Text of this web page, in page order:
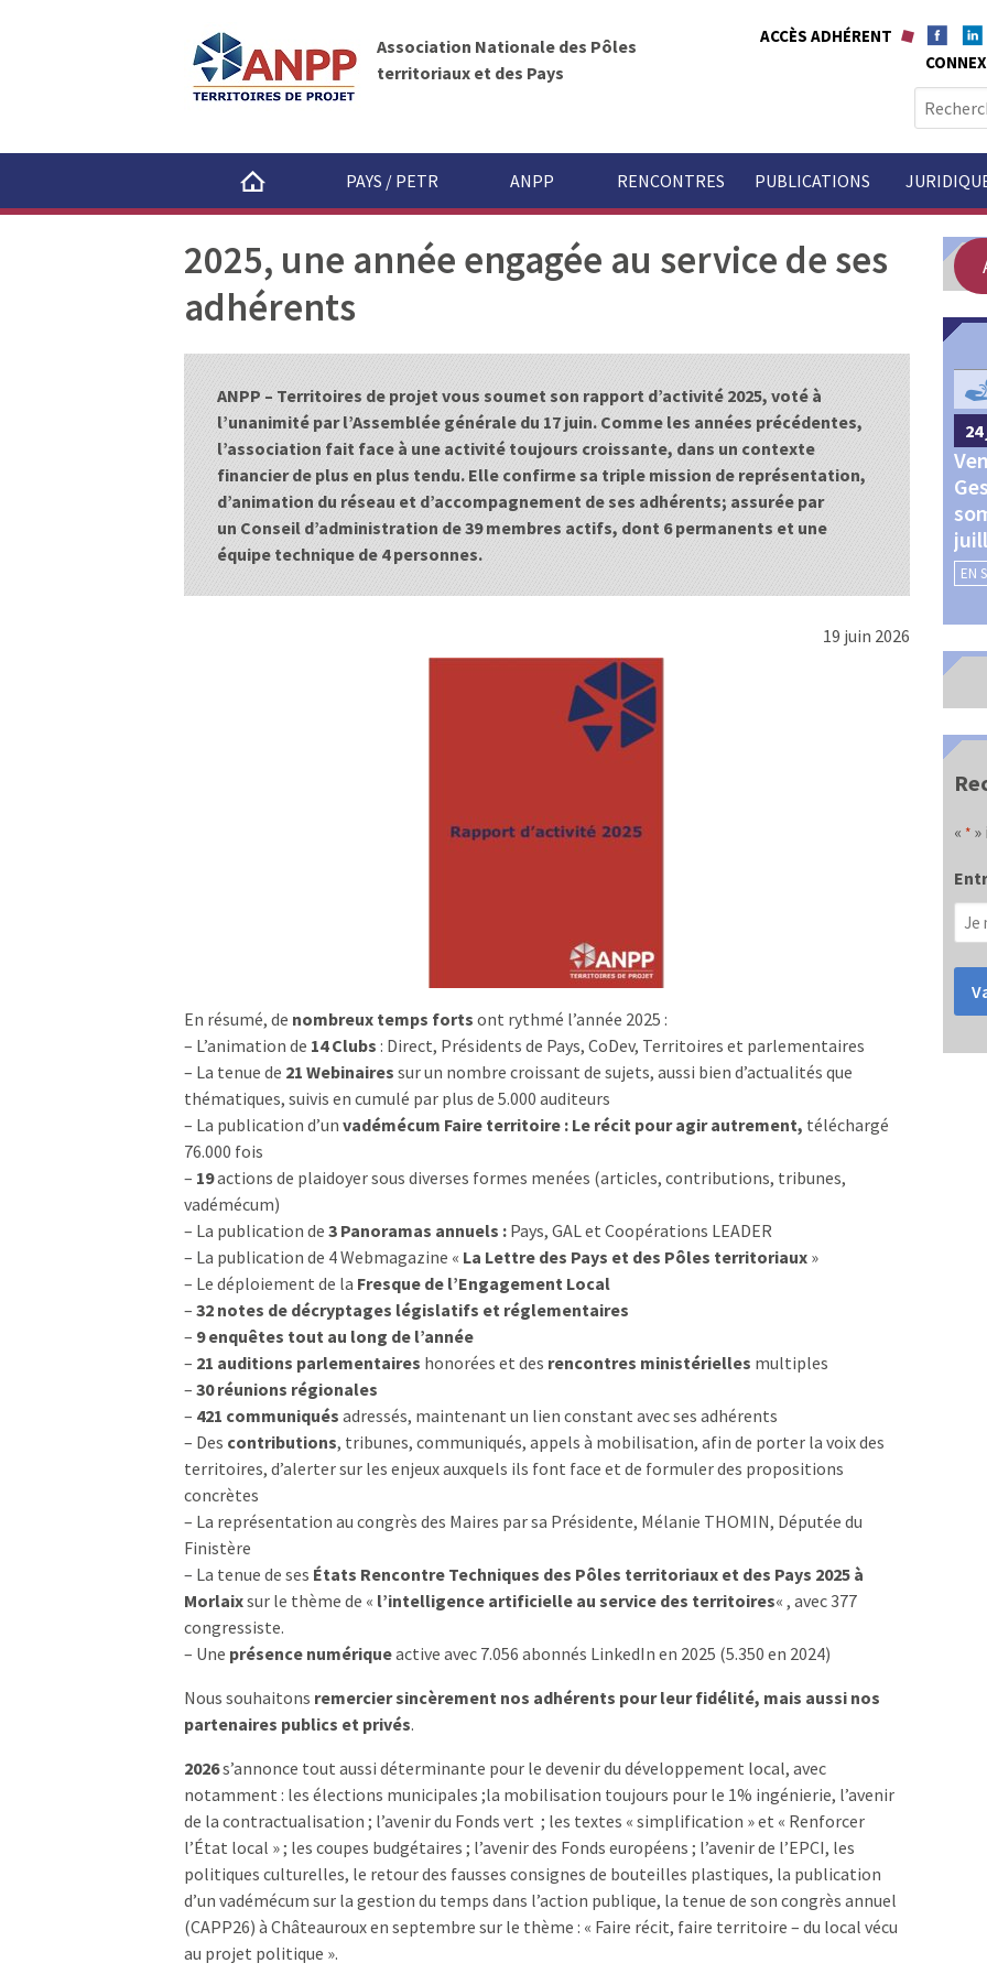
A
N
P
P
Association Nationale des Pôles
territoriaux et des Pays
ACCÈS ADHÉRENT
e
c
h
e
PAYS / PETR ANPP RENCONTRES PUBLICATIONS
2025, une année engagée au service de ses
adhérents
ANPP – Territoires de projet vous soumet son rapport d’activité 2025, voté à
l’unanimité par l’Assemblée générale du 17 juin. Comme les années précédentes,
l’association fait face à une activité toujours croissante, dans un contexte
financier de plus en plus tendu. Elle confirme sa triple mission de représentation,
d’animation du réseau et d’accompagnement de ses adhérents; assurée par
un Conseil d’administration de 39 membres actifs, dont 6 permanents et une
équipe technique de 4 personnes.
19 juin 2026
En résumé, de nombreux temps forts ont rythmé l’année 2025 :
– L’animation de 14 Clubs : Direct, Présidents de Pays, CoDev, Territoires et parlementaires
– La tenue de 21 Webinaires sur un nombre croissant de sujets, aussi bien d’actualités que
thématiques, suivis en cumulé par plus de 5.000 auditeurs
– La publication d’un vadémécum Faire territoire : Le récit pour agir autrement, téléchargé
76.000 fois
– 19actions de plaidoyer sous diverses formes menées (articles, contributions, tribunes,
vadémécum)
– La publication de 3 Panoramas annuels : Pays, GAL et Coopérations LEADER
– La publication de 4 Webmagazine « La Lettre des Pays et des Pôles territoriaux »
– Le déploiement de la Fresque de l’Engagement Local
– 32 notes de décryptages législatifs et réglementaires
– 9 enquêtes tout au long de l’année
– 21 auditions parlementaires honorées et des rencontres ministérielles multiples
– 30 réunions régionales
– 421 communiqués adressés, maintenant un lien constant avec ses adhérents
– Des contributions, tribunes, communiqués, appels à mobilisation, afin de porter la voix des
territoires, d’alerter sur les enjeux auxquels ils font face et de formuler des propositions
concrètes
– La représentation au congrès des Maires par sa Présidente, Mélanie THOMIN, Députée du
Finistère
– La tenue de ses États Rencontre Techniques des Pôles territoriaux et des Pays 2025 à
Morlaixsur le thème de « l’intelligence artificielle au service des territoires« , avec 377
congressiste.
– Une présence numériqueactive avec 7.056 abonnés LinkedIn en 2025 (5.350 en 2024)
Nous souhaitons remercier sincèrement nos adhérents pour leur fidélité, mais aussi nos
partenaires publics et privés.
2026s’annonce tout aussi déterminante pour le devenir du développement local, avec
notamment : les élections municipales ;la mobilisation toujours pour le 1% ingénierie, l’avenir
de la contractualisation ; l’avenir du Fonds vert ; les textes « simplification » et « Renforcer
l’État local » ; les coupes budgétaires ; l’avenir des Fonds européens ; l’avenir de l’EPCI, les
politiques culturelles, le retour des fausses consignes de bouteilles plastiques, la publication
d’un vadémécum sur la gestion du temps dans l’action publique, la tenue de son congrès annuel
(CAPP26) à Châteauroux en septembre sur le thème : « Faire récit, faire territoire – du local vécu
au projet politique ».
GOUVERNANCE
24 septembre 2026 Châteauroux
Congrès annuel des Pôles
territoriaux et des Pays 2026
Châteauroux (24 et 25
septembre 2026)
EN
« *»